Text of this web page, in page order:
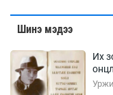
Шинэ мэдээ
Их